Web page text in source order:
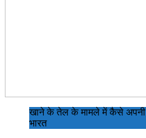
खाने के तेल के मामले में कैसे अपनी
भारत